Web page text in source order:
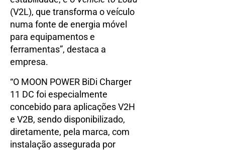
(V2L), que transforma o veículo
numa fonte de energia móvel
para equipamentos e
ferramentas”, destaca a
empresa.
“O MOON POWER BiDi Charger
11 DC foi especialmente
concebido para aplicações V2H
e V2B, sendo disponibilizado,
diretamente, pela marca, com
instalação assegurada por